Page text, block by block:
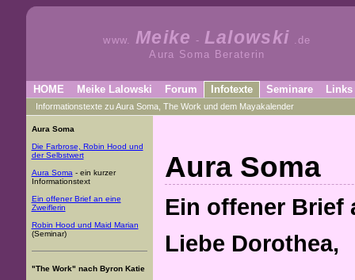
www. Meike - Lalowski .de
Aura Soma Beraterin
HOME Meike Lalowski Forum Infotexte Seminare Links
Informationstexte zu Aura Soma, The Work und dem Mayakalender
Aura Soma
Die Farbrose, Robin Hood und
der Selbstwert
Aura Soma - ein kurzer
Informationstext
Ein offener Brief an eine
Zweiflerin
Robin Hood und Maid Marian
(Seminar)
"The Work" nach Byron Katie
Aura Soma
Ein offener Brief
Liebe Dorothea,